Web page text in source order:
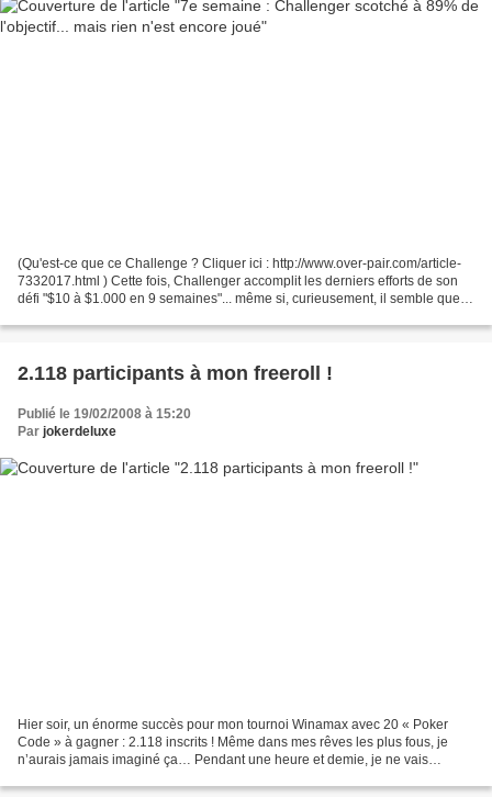
(Qu'est-ce que ce Challenge ? Cliquer ici : http://www.over-pair.com/article-
7332017.html ) Cette fois, Challenger accomplit les derniers efforts de son
défi "$10 à $1.000 en 9 semaines"... même si, curieusement, il semble que
2.118 participants à mon freeroll !
Publié le 19/02/2008 à 15:20
Par jokerdeluxe
Hier soir, un énorme succès pour mon tournoi Winamax avec 20 « Poker
Code » à gagner : 2.118 inscrits ! Même dans mes rêves les plus fous, je
n’aurais jamais imaginé ça… Pendant une heure et demie, je ne vais